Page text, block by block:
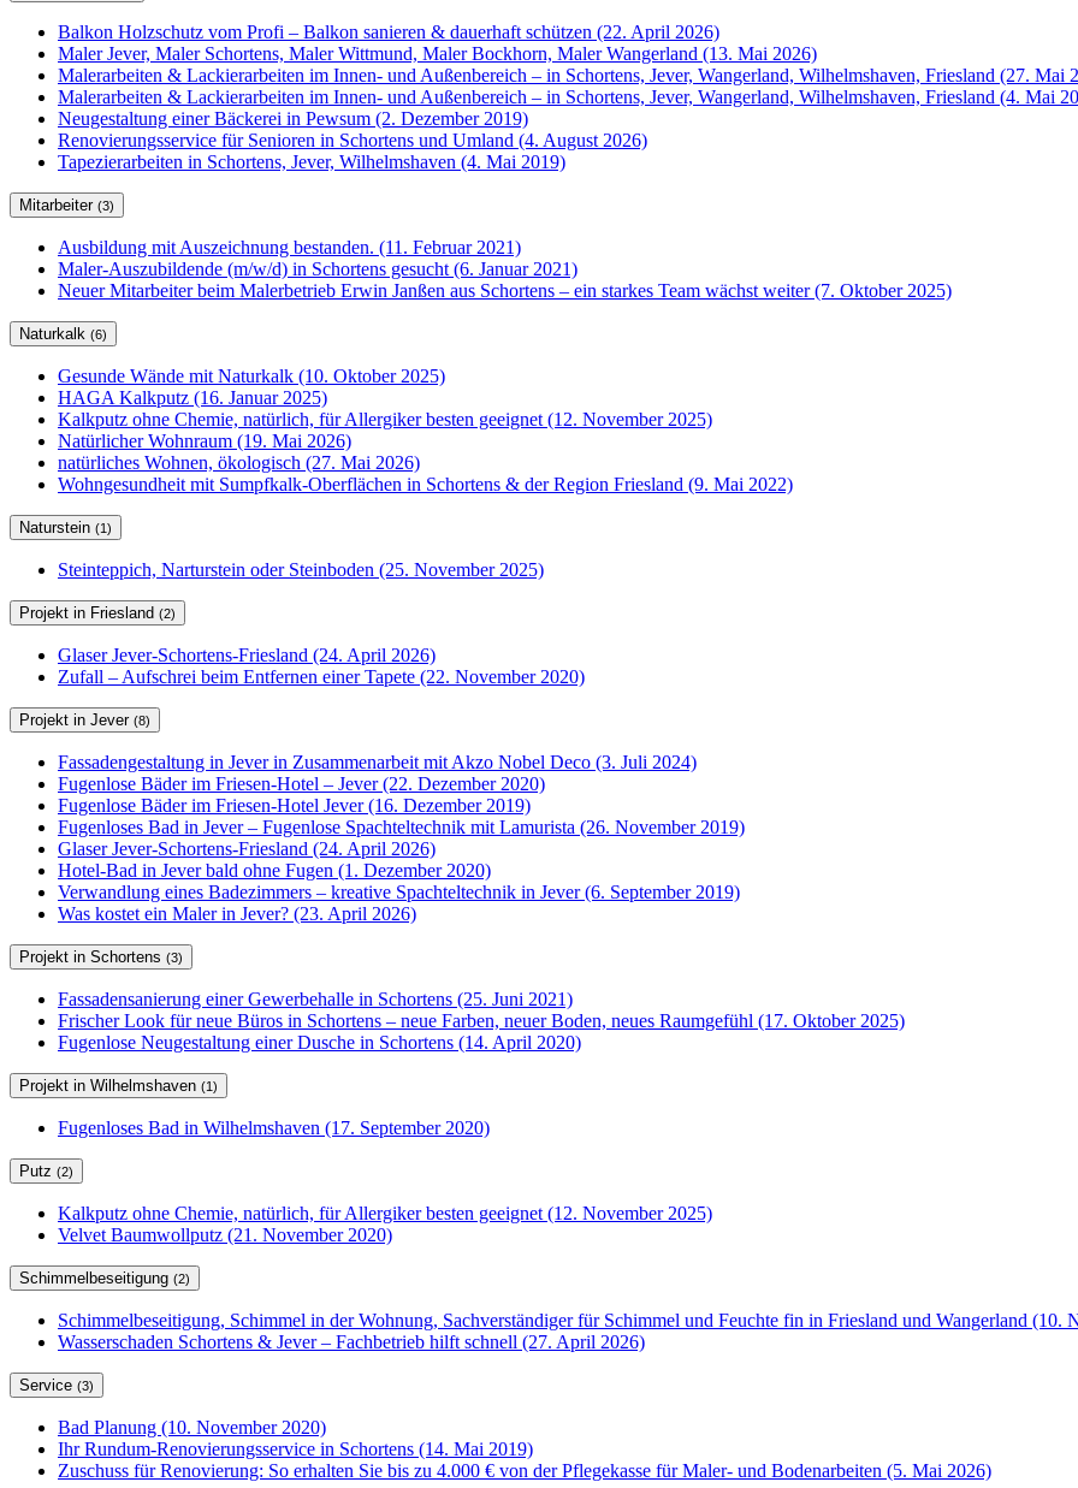
Balkon Holzschutz vom Profi – Balkon sanieren & dauerhaft schützen (22. April 2026)
Maler Jever, Maler Schortens, Maler Wittmund, Maler Bockhorn, Maler Wangerland (13. Mai 2026)
Malerarbeiten & Lackierarbeiten im Innen- und Außenbereich – in Schortens, Jever, Wangerland, Wilhelmshaven, Friesland (27. Mai
Malerarbeiten & Lackierarbeiten im Innen- und Außenbereich – in Schortens, Jever, Wangerland, Wilhelmshaven, Friesland (4. Mai
Neugestaltung einer Bäckerei in Pewsum (2. Dezember 2019)
Renovierungsservice für Senioren in Schortens und Umland (4. August 2026)
Tapezierarbeiten in Schortens, Jever, Wilhelmshaven (4. Mai 2019)
Mitarbeiter (3)
Ausbildung mit Auszeichnung bestanden. (11. Februar 2021)
Maler-Auszubildende (m/w/d) in Schortens gesucht (6. Januar 2021)
Neuer Mitarbeiter beim Malerbetrieb Erwin Janßen aus Schortens – ein starkes Team wächst weiter (7. Oktober 2025)
Naturkalk (6)
Gesunde Wände mit Naturkalk (10. Oktober 2025)
HAGA Kalkputz (16. Januar 2025)
Kalkputz ohne Chemie, natürlich, für Allergiker besten geeignet (12. November 2025)
Natürlicher Wohnraum (19. Mai 2026)
natürliches Wohnen, ökologisch (27. Mai 2026)
Wohngesundheit mit Sumpfkalk-Oberflächen in Schortens & der Region Friesland (9. Mai 2022)
Naturstein (1)
Steinteppich, Narturstein oder Steinboden (25. November 2025)
Projekt in Friesland (2)
Glaser Jever-Schortens-Friesland (24. April 2026)
Zufall – Aufschrei beim Entfernen einer Tapete (22. November 2020)
Projekt in Jever (8)
Fassadengestaltung in Jever in Zusammenarbeit mit Akzo Nobel Deco (3. Juli 2024)
Fugenlose Bäder im Friesen-Hotel – Jever (22. Dezember 2020)
Fugenlose Bäder im Friesen-Hotel Jever (16. Dezember 2019)
Fugenloses Bad in Jever – Fugenlose Spachteltechnik mit Lamurista (26. November 2019)
Glaser Jever-Schortens-Friesland (24. April 2026)
Hotel-Bad in Jever bald ohne Fugen (1. Dezember 2020)
Verwandlung eines Badezimmers – kreative Spachteltechnik in Jever (6. September 2019)
Was kostet ein Maler in Jever? (23. April 2026)
Projekt in Schortens (3)
Fassadensanierung einer Gewerbehalle in Schortens (25. Juni 2021)
Frischer Look für neue Büros in Schortens – neue Farben, neuer Boden, neues Raumgefühl (17. Oktober 2025)
Fugenlose Neugestaltung einer Dusche in Schortens (14. April 2020)
Projekt in Wilhelmshaven (1)
Fugenloses Bad in Wilhelmshaven (17. September 2020)
Putz (2)
Kalkputz ohne Chemie, natürlich, für Allergiker besten geeignet (12. November 2025)
Velvet Baumwollputz (21. November 2020)
Schimmelbeseitigung (2)
Schimmelbeseitigung, Schimmel in der Wohnung, Sachverständiger für Schimmel und Feuchte fin in Friesland und Wangerland (10.
Wasserschaden Schortens & Jever – Fachbetrieb hilft schnell (27. April 2026)
Service (3)
Bad Planung (10. November 2020)
Ihr Rundum-Renovierungsservice in Schortens (14. Mai 2019)
Zuschuss für Renovierung: So erhalten Sie bis zu 4.000 € von der Pflegekasse für Maler- und Bodenarbeiten (5. Mai 2026)